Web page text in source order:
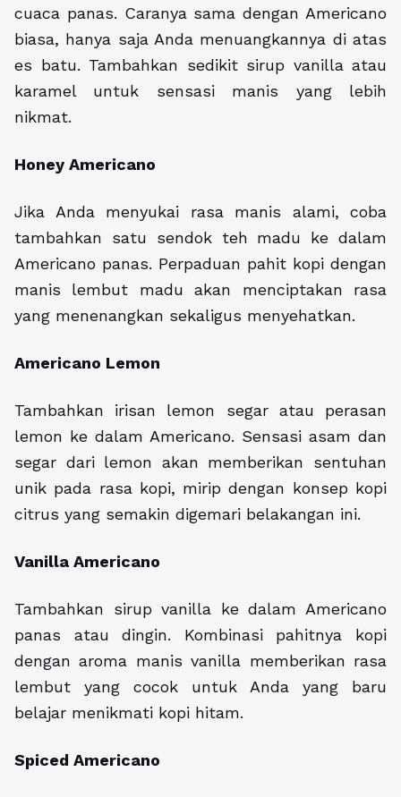
cuaca panas. Caranya sama dengan Americano
biasa, hanya saja Anda menuangkannya di atas
es batu. Tambahkan sedikit sirup vanilla atau
karamel untuk sensasi manis yang lebih
nikmat.
Honey Americano
Jika Anda menyukai rasa manis alami, coba
tambahkan satu sendok teh madu ke dalam
Americano panas. Perpaduan pahit kopi dengan
manis lembut madu akan menciptakan rasa
yang menenangkan sekaligus menyehatkan.
Americano Lemon
Tambahkan irisan lemon segar atau perasan
lemon ke dalam Americano. Sensasi asam dan
segar dari lemon akan memberikan sentuhan
unik pada rasa kopi, mirip dengan konsep kopi
citrus yang semakin digemari belakangan ini.
Vanilla Americano
Tambahkan sirup vanilla ke dalam Americano
panas atau dingin. Kombinasi pahitnya kopi
dengan aroma manis vanilla memberikan rasa
lembut yang cocok untuk Anda yang baru
belajar menikmati kopi hitam.
Spiced Americano